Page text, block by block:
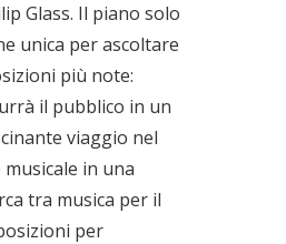
Glass. Il piano solo
unica per ascoltare
più note:
il pubblico in un
viaggio nel
in una
tra musica per il
per